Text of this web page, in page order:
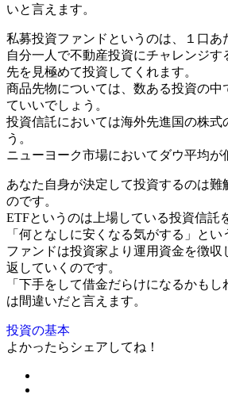
いと言えます。
私募投資ファンドというのは、１口
自分一人で不動産投資にチャレンジ
先を見極めて投資してくれます。
商品先物については、数ある投資の
ていいでしょう。
投資信託においては海外先進国の株
う。
ニューヨーク市場においてダウ平均
あなた自身が決定して投資するのは
のです。
ETFというのは上場している投資信託
「何となしに安くなる気がする」と
ファンドは投資家より運用資金を徴
返していくのです。
「下手をして借金だらけになるかも
は間違いだと言えます。
投資の基本
よかったらシェアしてね！